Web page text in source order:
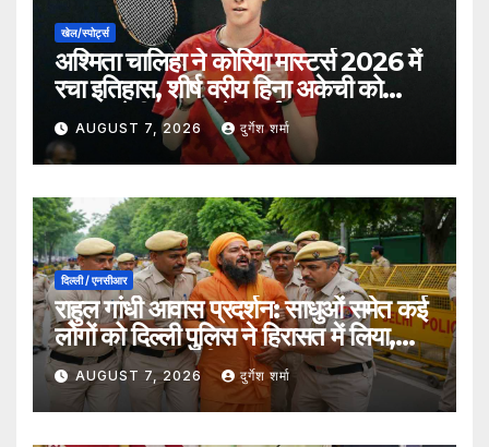
खेल/स्पोर्ट्स
अश्मिता चालिहा ने कोरिया मास्टर्स 2026 में
रचा इतिहास, शीर्ष वरीय हिना अकेची को
हराकर सेमीफाइनल में बनाई जगह
AUGUST 7, 2026 दुर्गेश शर्मा
दिल्ली / एनसीआर
राहुल गांधी आवास प्रदर्शन: साधुओं समेत कई
लोगों को दिल्ली पुलिस ने हिरासत में लिया,
सुरक्षा व्यवस्था कड़ी
AUGUST 7, 2026 दुर्गेश शर्मा